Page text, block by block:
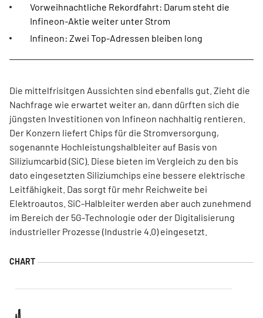
Vorweihnachtliche Rekordfahrt: Darum steht die
Infineon-Aktie weiter unter Strom
Infineon: Zwei Top-Adressen bleiben long
Die mittelfrisitgen Aussichten sind ebenfalls gut. Zieht die
Nachfrage wie erwartet weiter an, dann dürften sich die
jüngsten Investitionen von Infineon nachhaltig rentieren.
Der Konzern liefert Chips für die Stromversorgung,
sogenannte Hochleistungshalbleiter auf Basis von
Siliziumcarbid (SiC). Diese bieten im Vergleich zu den bis
dato eingesetzten Siliziumchips eine bessere elektrische
Leitfähigkeit. Das sorgt für mehr Reichweite bei
Elektroautos. SiC-Halbleiter werden aber auch zunehmend
im Bereich der 5G-Technologie oder der Digitalisierung
industrieller Prozesse (Industrie 4.0) eingesetzt.